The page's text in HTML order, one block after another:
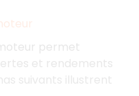
permet